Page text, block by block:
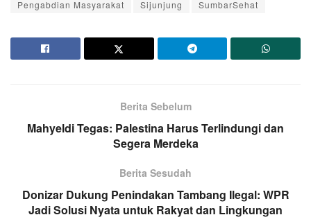
Pengabdian Masyarakat Sijunjung SumbarSehat
Berita Sebelum
Mahyeldi Tegas: Palestina Harus Terlindungi dan
Segera Merdeka
Berita Sesudah
Donizar Dukung Penindakan Tambang Ilegal: WPR
Jadi Solusi Nyata untuk Rakyat dan Lingkungan